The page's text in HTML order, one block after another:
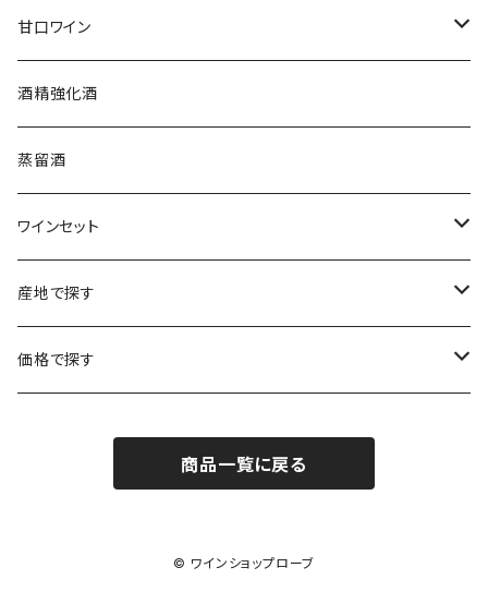
クリスチャン・ゴセ
クロード・カザル
ジェローム・ルフェーヴル
シャルトーニュ・タイエ
シャルル・エドシック
ジャン・ラルマン
ブルゴーニュ
ロワール
コトーシャンプノワ
オーストラリア
ニュージーランド
南アフリカ
チリ
スロヴァキア
オーストリア
アルザス
シュッド・ウエスト
ロワール
スロヴァキア
オーストラリア
ニュージーランド
南アフリカ
チリ
アメリカ
甘口ワイン
フランス
ソーテルヌ
酒精強化酒
蒸留酒
ワインセット
福袋
シャンパーニュセット
産地で探す
アメリカ
価格で探す
3,000円～4,999円
商品一覧に戻る
© ワインショップローブ